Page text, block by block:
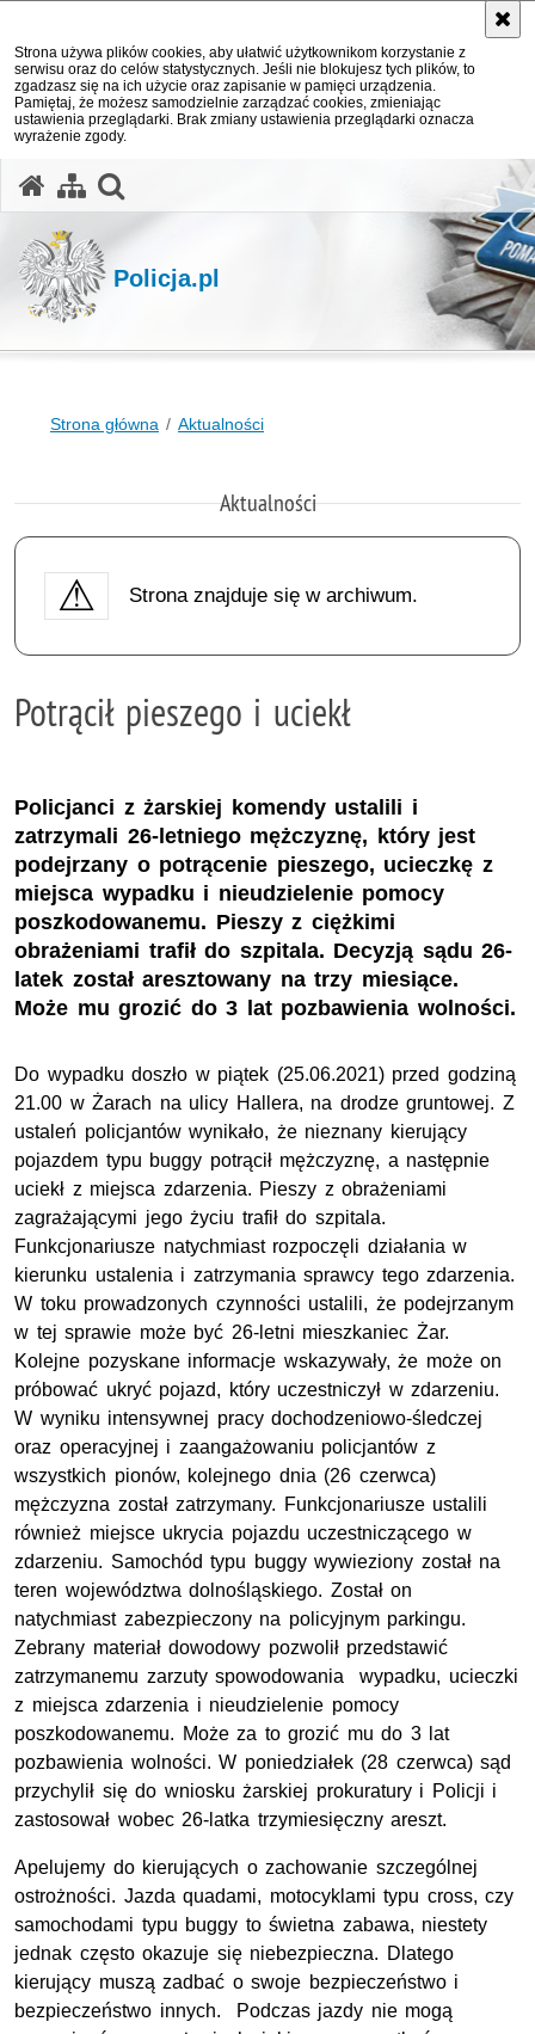
Strona używa plików cookies, aby ułatwić użytkownikom korzystanie z
serwisu oraz do celów statystycznych. Jeśli nie blokujesz tych plików, to
zgadzasz się na ich użycie oraz zapisanie w pamięci urządzenia.
Pamiętaj, że możesz samodzielnie zarządzać cookies, zmieniając
ustawienia przeglądarki. Brak zmiany ustawienia przeglądarki oznacza
wyrażenie zgody.
Policja.pl
Strona główna Aktualności
Aktualności
Strona znajduje się w archiwum.
Potrącił pieszego i uciekł
Policjanci z żarskiej komendy ustalili i
zatrzymali 26-letniego mężczyznę, który jest
podejrzany o potrącenie pieszego, ucieczkę z
miejsca wypadku i nieudzielenie pomocy
poszkodowanemu. Pieszy z ciężkimi
obrażeniami trafił do szpitala. Decyzją sądu 26-
latek został aresztowany na trzy miesiące.
Może mu grozić do 3 lat pozbawienia wolności.
Do wypadku doszło w piątek (25.06.2021) przed godziną
21.00 w Żarach na ulicy Hallera, na drodze gruntowej. Z
ustaleń policjantów wynikało, że nieznany kierujący
pojazdem typu buggy potrącił mężczyznę, a następnie
uciekł z miejsca zdarzenia. Pieszy z obrażeniami
zagrażającymi jego życiu trafił do szpitala.
Funkcjonariusze natychmiast rozpoczęli działania w
kierunku ustalenia i zatrzymania sprawcy tego zdarzenia.
W toku prowadzonych czynności ustalili, że podejrzanym
w tej sprawie może być 26-letni mieszkaniec Żar.
Kolejne pozyskane informacje wskazywały, że może on
próbować ukryć pojazd, który uczestniczył w zdarzeniu.
W wyniku intensywnej pracy dochodzeniowo-śledczej
oraz operacyjnej i zaangażowaniu policjantów z
wszystkich pionów, kolejnego dnia (26 czerwca)
mężczyzna został zatrzymany. Funkcjonariusze ustalili
również miejsce ukrycia pojazdu uczestniczącego w
zdarzeniu. Samochód typu buggy wywieziony został na
teren województwa dolnośląskiego. Został on
natychmiast zabezpieczony na policyjnym parkingu.
Zebrany materiał dowodowy pozwolił przedstawić
zatrzymanemu zarzuty spowodowania wypadku, ucieczki
z miejsca zdarzenia i nieudzielenie pomocy
poszkodowanemu. Może za to grozić mu do 3 lat
pozbawienia wolności. W poniedziałek (28 czerwca) sąd
przychylił się do wniosku żarskiej prokuratury i Policji i
zastosował wobec 26-latka trzymiesięczny areszt.
Apelujemy do kierujących o zachowanie szczególnej
ostrożności. Jazda quadami, motocyklami typu cross, czy
samochodami typu buggy to świetna zabawa, niestety
jednak często okazuje się niebezpieczna. Dlatego
kierujący muszą zadbać o swoje bezpieczeństwo i
bezpieczeństwo innych. Podczas jazdy nie mogą